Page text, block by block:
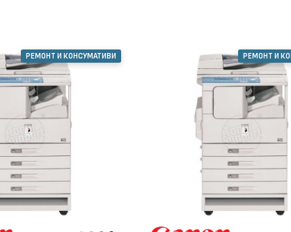
РЕМОНТ И КОНСУМАТИВИ РЕМОНТ И